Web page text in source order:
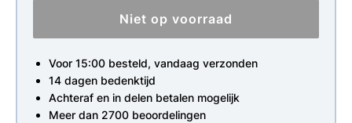
Niet op voorraad
Voor 15:00 besteld, vandaag verzonden
14 dagen bedenktijd
Achteraf en in delen betalen mogelijk
Meer dan 2700 beoordelingen